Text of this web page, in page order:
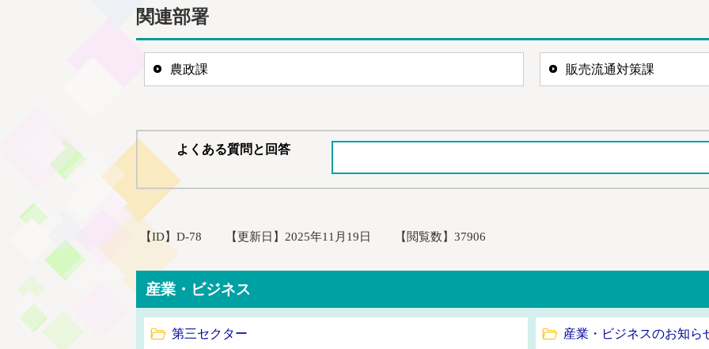
関連部署
農政課 販売流通対策課
よくある質問と回答
【ID】 D-78 【更新日】 2025年11月19日 【閲覧数】 37906
産業・ビジネス
第三セクター 産業・ビジネスのお知ら